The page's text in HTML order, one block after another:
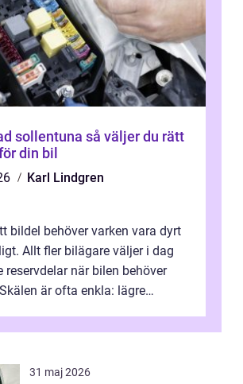
så väljer du rätt
din bil
Karl Lindgren
bildel behöver varken vara dyrt
Allt fler bilägare väljer i dag
reservdelar när bilen behöver
är ofta enkla: lägre
31 maj 2026